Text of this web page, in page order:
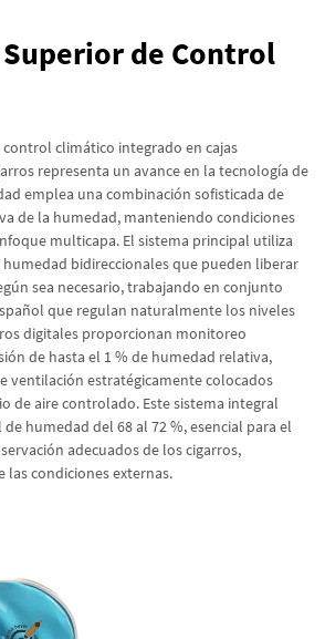
de Control
control climático integrado en cajas
representa un avance en la tecnología de
emplea una combinación sofisticada de
de la humedad, manteniendo condiciones
multicapa. El sistema principal utiliza
bidireccionales que pueden liberar
sea necesario, trabajando en conjunto
que regulan naturalmente los niveles
digitales proporcionan monitoreo
de hasta el 1 % de humedad relativa,
ventilación estratégicamente colocados
de aire controlado. Este sistema integral
humedad del 68 al 72 %, esencial para el
adecuados de los cigarros,
condiciones externas.